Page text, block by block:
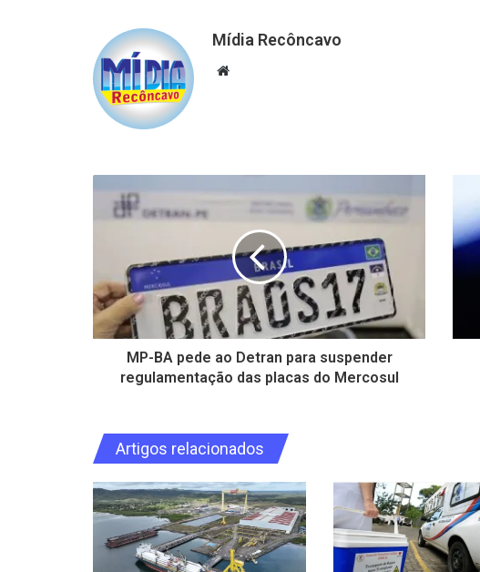
Mídia Recôncavo
Website
MP-BA pede ao Detran para suspender
regulamentação das placas do Mercosul
Artigos relacionados